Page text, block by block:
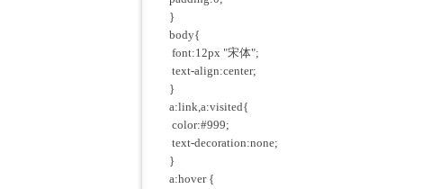
}
body{
font:12px "宋体";
text-align:center;
}
a:link,a:visited{
color:#999;
text-decoration:none;
}
a:hover {